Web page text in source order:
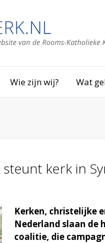
Wie zijn wij? Wat
kerk in
Kerken, christelijke
Nederland slaan de
coalitie, die